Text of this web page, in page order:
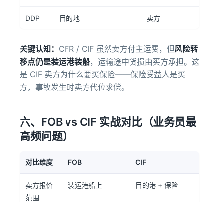
DDP 目的地 卖方
关键认知： CFR / CIF 虽然卖方付主运费，但风险转
移点仍是装运港装船，运输途中货损由买方承担。这
是 CIF 卖方为什么要买保险——保险受益人是买
方，事故发生时卖方代位求偿。
六、FOB vs CIF 实战对比（业务员最
高频问题）
对比维度 FOB CIF
卖方报价
范围
装运港船上 目的港 + 保险